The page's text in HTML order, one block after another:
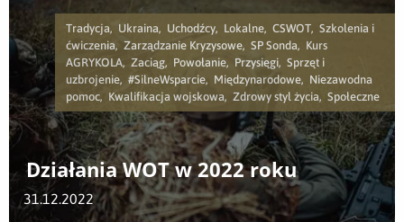
Tradycja, Ukraina, Uchodźcy, Lokalne, CSWOT, Szkolenia i
ćwiczenia, Zarządzanie Kryzysowe, SP Sonda, Kurs
AGRYKOLA, Zaciąg, Powołanie, Przysięgi, Sprzęt i
uzbrojenie, #SilneWsparcie, Międzynarodowe, Niezawodna
pomoc, Kwalifikacja wojskowa, Zdrowy styl życia, Społeczne
Działania WOT w 2022 roku
31.12.2022